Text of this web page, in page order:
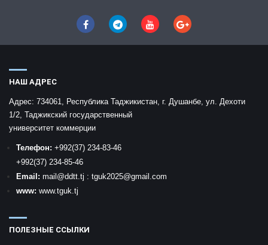
НАШ АДРЕС
Адрес: 734061, Республика Таджикистан, г. Душанбе, ул. Дехоти
1/2, Таджикский государственный
университет коммерции
Телефон: +992(37) 234-83-46
+992(37) 234-85-46
Email: mail @ddtt.tj : tguk2025@gmail.com
www: www.tguk.tj
ПОЛЕЗНЫЕ ССЫЛКИ